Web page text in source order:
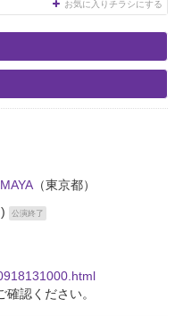
お気に入りチラシにする
（東京都）
公演終了
認ください。